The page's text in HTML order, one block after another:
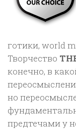
готики, world
Творчество
конечно, в
но
предтечами у